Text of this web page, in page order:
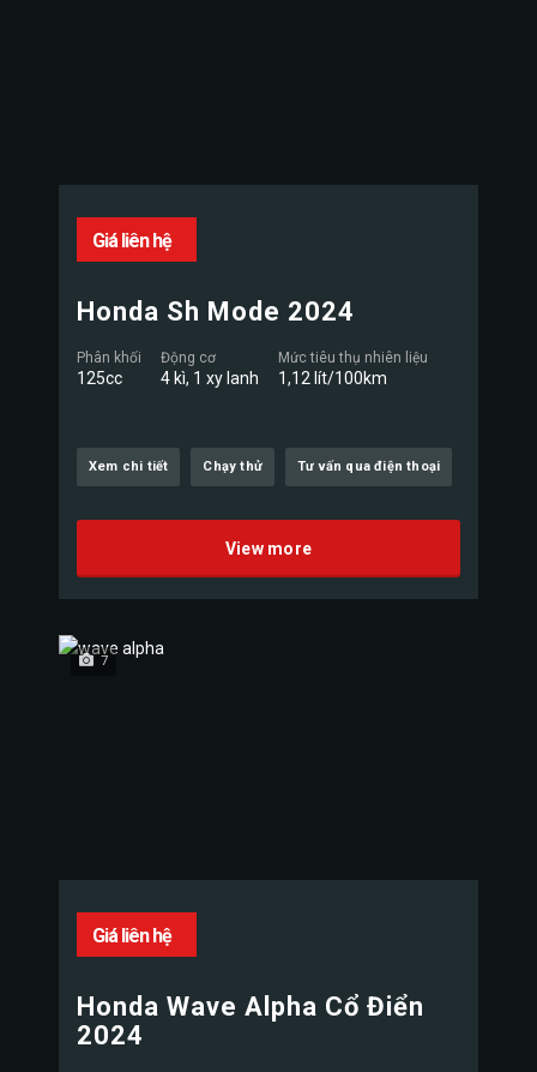
Giá liên hệ
Honda Sh Mode 2024
Phân khối
125cc
Động cơ
4 kì, 1 xy lanh
Mức tiêu thụ nhiên liệu
1,12 lít/100km
Xem chi tiết Chạy thử Tư vấn qua điện thoại
View more
7
Giá liên hệ
Honda Wave Alpha Cổ Điển
2024